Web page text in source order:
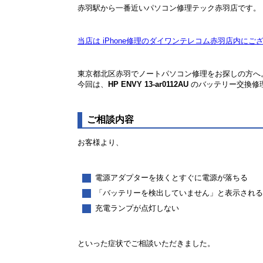
赤羽駅から一番近いパソコン修理テック赤羽店です。
当店は iPhone修理のダイワンテレコム赤羽店内にご
東京都北区赤羽でノートパソコン修理をお探しの方へ
今回は、 HP ENVY 13-ar0112AU のバッテリー交換修
ご相談内容
お客様より、
電源アダプターを抜くとすぐに電源が落ちる
「バッテリーを検出していません」と表示される
充電ランプが点灯しない
といった症状でご相談いただきました。